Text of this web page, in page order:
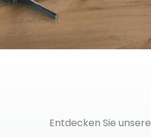
Entdecken Sie unsere